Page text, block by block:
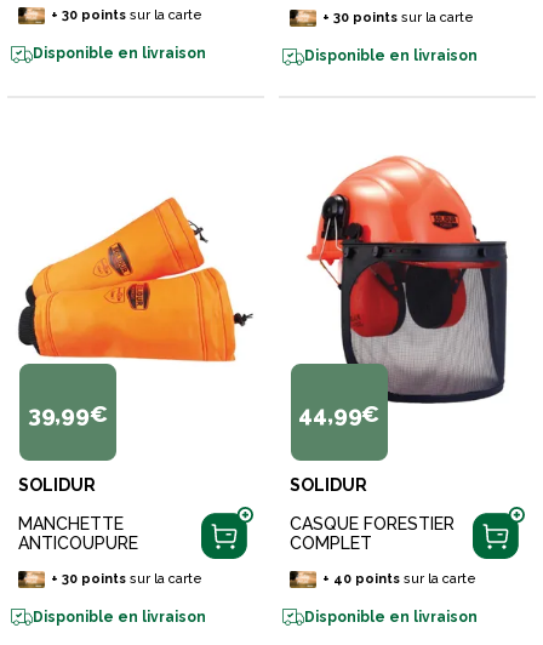
+ 30pointssur la carte
Disponible en livraison
+ 30pointssur la carte
Disponible en livraison
39,99€
SOLIDUR
MANCHETTE
ANTICOUPURE
+ 30pointssur la carte
Disponible en livraison
44,99€
SOLIDUR
CASQUE FORESTIER
COMPLET
+ 40pointssur la carte
Disponible en livraison